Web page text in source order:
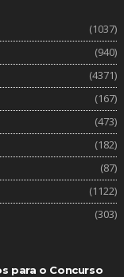
(1037)
(940)
(4371)
(167)
(473)
(182)
(87)
(1122)
(303)
para o Concurso